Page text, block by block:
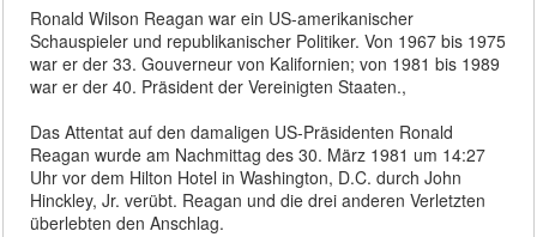
Ronald Wilson Reagan war ein US-amerikanischer
Schauspieler und republikanischer Politiker. Von 1967 bis 1975
war er der 33. Gouverneur von Kalifornien; von 1981 bis 1989
war er der 40. Präsident der Vereinigten Staaten.,
Das Attentat auf den damaligen US-Präsidenten Ronald
Reagan wurde am Nachmittag des 30. März 1981 um 14:27
Uhr vor dem Hilton Hotel in Washington, D.C. durch John
Hinckley, Jr. verübt. Reagan und die drei anderen Verletzten
überlebten den Anschlag.